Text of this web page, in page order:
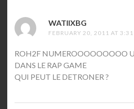
WATIIXBG
FEBRUARY 20, 2011 AT
ROH2F NUMEROOOOOOOOO
DANS LE RAP GAME
QUI PEUT LE DETRONER ?